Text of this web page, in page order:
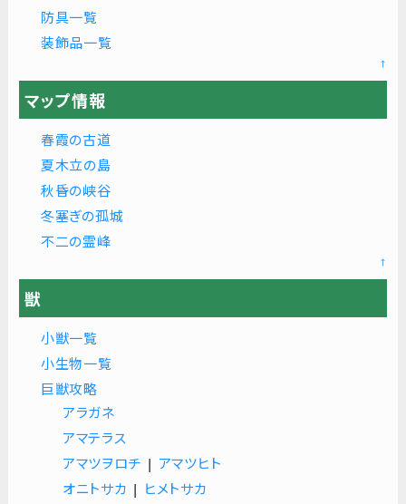
防具一覧
装飾品一覧
↑
マップ情報
春霞の古道
夏木立の島
秋昏の峡谷
冬塞ぎの孤城
不二の霊峰
↑
獣
小獣一覧
小生物一覧
巨獣攻略
アラガネ
アマテラス
アマツヲロチ | アマツヒト
オニトサカ | ヒメトサカ